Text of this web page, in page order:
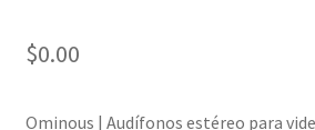
$0.00
Ominous | Audífonos estéreo para